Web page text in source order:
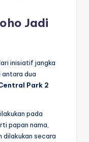
Jadi
inisiatif jangka
dua
Park 2
pada
papan nama,
dilakukan secara